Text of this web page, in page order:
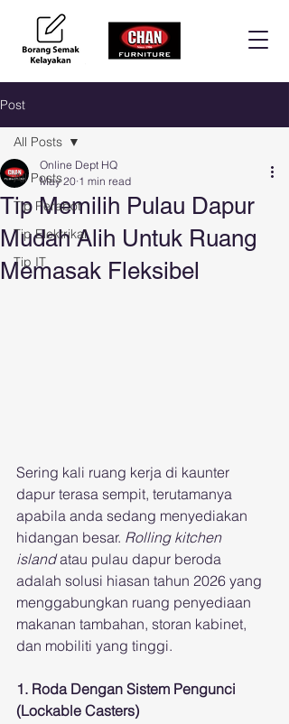
Post
All Posts
Tip Perabot
Tip Elektrikal
Tip IT
All Posts
Tip Memilih Pulau Dapur
Mudah Alih Untuk Ruang
Memasak Fleksibel
Online Dept HQ
May 20 1 min read
Sering kali ruang kerja di kaunter
dapur terasa sempit, terutamanya
apabila anda sedang menyediakan
hidangan besar. Rolling kitchen
island atau pulau dapur beroda
adalah solusi hiasan tahun 2026 yang
menggabungkan ruang penyediaan
makanan tambahan, storan kabinet,
dan mobiliti yang tinggi.
1. Roda Dengan Sistem Pengunci
(Lockable Casters)